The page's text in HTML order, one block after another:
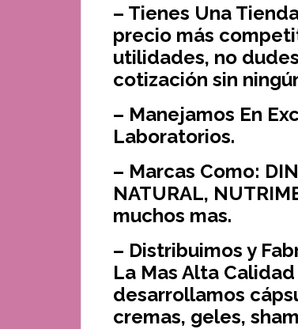
– Tienes Una
precio más
utilidades, no
cotización sin
– Manejamos En
Laboratorios.
– Marcas Como:
NATURAL,
muchos mas.
– Distribuimos y
La Mas Alta
desarrollamos
cremas, geles,